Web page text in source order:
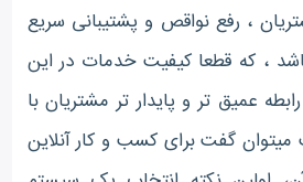
، رفع نواقص و پشتیبانی سریع
، که قطعا کیفیت خدمات در این
عمیق تر و پایدار تر مشتریان با
میتوان گفت برای کسب و کار آنلاین